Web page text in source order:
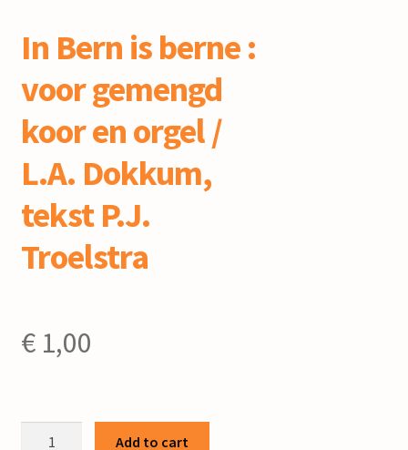
In Bern is berne :
voor gemengd
koor en orgel /
L.A. Dokkum,
tekst P.J.
Troelstra
€1,00
Add to cart